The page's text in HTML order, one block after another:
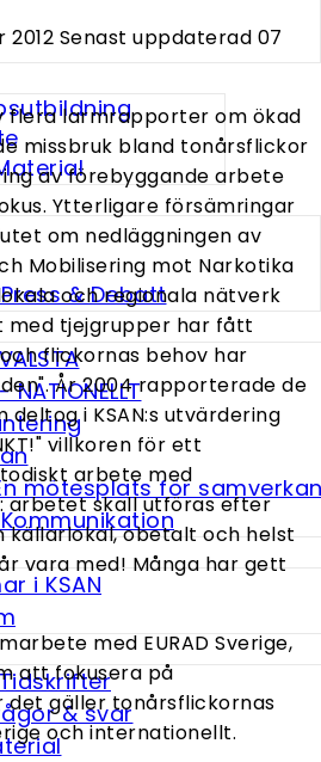
& Debatt
NATIONELLT
möte­splats för
i KSAN
& svar
Senast uppdaterad 07
flera larmrapporter om ökad
missbruk bland tonårsflickor
av förebyggande arbete
Ytterligare försämringar
om nedläggningen av
Mobilisering mot Narkotika
och regionala nätverk
tjejgrupper har fått
flickornas behov har
År 2004 rapporterade de
i KSAN:s utvärdering
villkoren för ett
arbete med
arbetet skall utföras efter
källarlokal, obetalt och helst
vara med! Många har gett
med EURAD Sverige,
att fokusera på
det gäller tonårsflickornas
och internationellt.